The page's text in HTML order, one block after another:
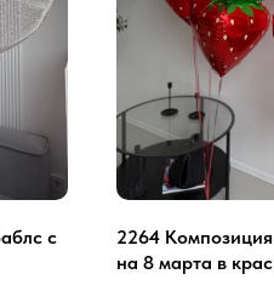
с
2264
на 8 марта в